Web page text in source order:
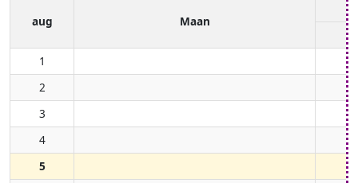
aug Maan
1
2
3
4
5